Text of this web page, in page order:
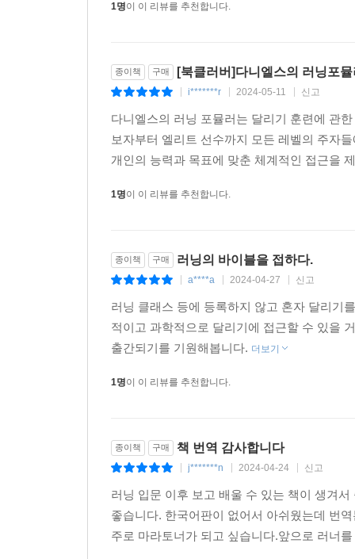
1명이 이 리뷰를 추천합니다.
종이책 구매 [북클러버]다니엘스의 러닝포뮬
i*******r 2024-05-11 신고
다니엘스의 러닝 포뮬러는 달리기 훈련에 관
보자부터 엘리트 선수까지 모든 레벨의 주자
개인의 능력과 목표에 맞춘 체계적인 접근을
1명이 이 리뷰를 추천합니다.
종이책 구매 러닝의 바이블을 접하다.
a****a 2024-04-27 신고
러닝 클래스 등에 등록하지 않고 혼자 달리기
적이고 과학적으로 달리기에 접근할 수 있을
출간되기를 기원해봅니다. 더보기
1명이 이 리뷰를 추천합니다.
종이책 구매 책 번역 감사합니다
j*******n 2024-04-24 신고
러닝 입문 이후 보고 배울 수 있는 책이 생겨
좋습니다. 한국어판이 없어서 아쉬웠는데 번
주로 마라토너가 되고 싶습니다.앞으로 러너